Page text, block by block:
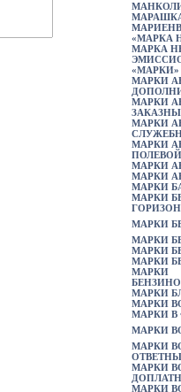
«МАРКА
МАРКА
«МАРКИ»
МАРКИ
МАРКИ
МАРКИ
МАРКИ
МАРКИ
МАРКИ
МАРКИ
МАРКИ
МАРКИ
МАРКИ
МАРКИ
МАРКИ
МАРКИ
МАРКИ
МАРКИ
МАРКИ В
МАРКИ
МАРКИ
МАРКИ
МАРКИ